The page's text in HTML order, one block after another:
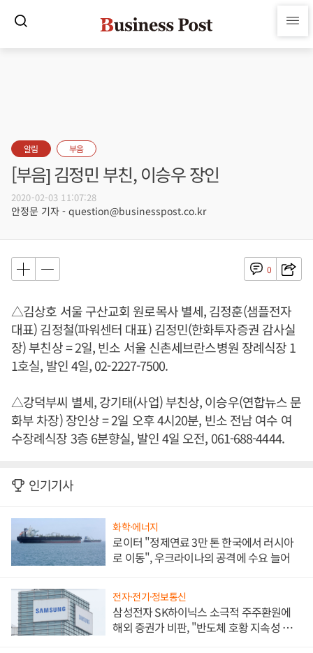
알림 부음
[부음] 김정민 부친, 이승우 장인
2020-02-03 11:07:28
안정문 기자 - question@businesspost.co.kr
0
△김상호 서울 구산교회 원로목사 별세, 김정훈(샘플전자
대표) 김정철(파워센터 대표) 김정민(한화투자증권 감사실
장) 부친상 = 2일, 빈소 서울 신촌세브란스병원 장례식장 1
1호실, 발인 4일, 02-2227-7500.
△강덕부씨 별세, 강기태(사업) 부친상, 이승우(연합뉴스 문
화부 차장) 장인상 = 2일 오후 4시20분, 빈소 전남 여수 여
수장례식장 3층 6분향실, 발인 4일 오전, 061-688-4444.
인기기사
화학·에너지
로이터 "정제연료 3만 톤 한국에서 러시아
로 이동", 우크라이나의 공격에 수요 늘어
전자·전기·정보통신
삼성전자 SK하이닉스 소극적 주주환원에
해외 증권가 비판, "반도체 호황 지속성 의